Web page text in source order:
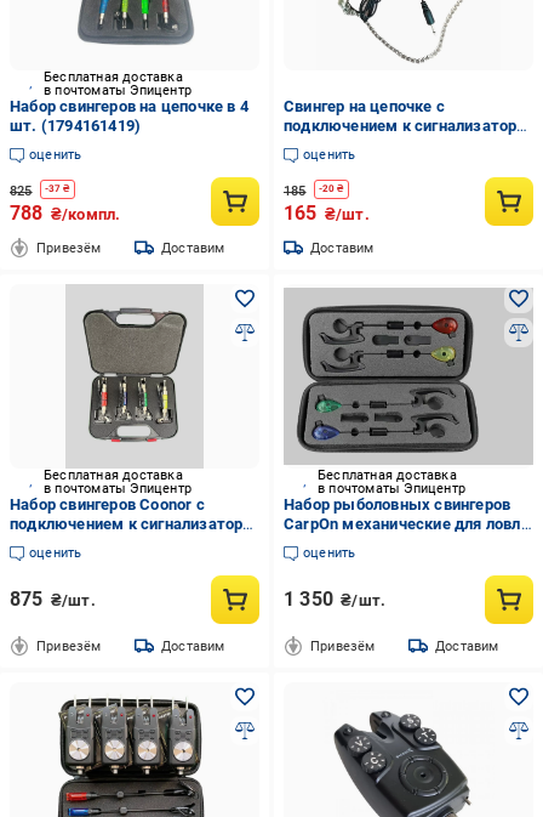
Бесплатная доставка
в почтоматы Эпицентр
Набор свингеров на цепочке в 4
шт. (1794161419)
оценить
825 -37 ₴
788 ₴/компл.
Привезём Доставим
Свингер на цепочке с
подключением к сигнализатору
Зеленый (23887219)
оценить
185 -20 ₴
165 ₴/шт.
Доставим
Бесплатная доставка
в почтоматы Эпицентр
Набор свингеров Coonor с
подключением к сигнализатору
в кейсе 4 шт. (1771941148)
оценить
875 ₴/шт.
Привезём Доставим
Бесплатная доставка
в почтоматы Эпицентр
Набор рыболовных свингеров
CarpOn механические для ловли
карпа (1770984253)
оценить
1 350 ₴/шт.
Привезём Доставим